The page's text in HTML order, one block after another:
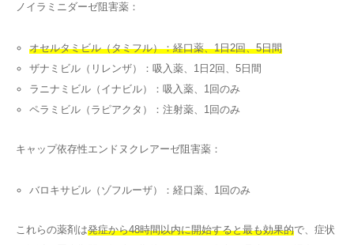
ノイラミニダーゼ阻害薬：
オセルタミビル（タミフル）：経口薬、1日2回、5日間
ザナミビル（リレンザ）：吸入薬、1日2回、5日間
ラニナミビル（イナビル）：吸入薬、1回のみ
ペラミビル（ラピアクタ）：注射薬、1回のみ
キャップ依存性エンドヌクレアーゼ阻害薬：
バロキサビル（ゾフルーザ）：経口薬、1回のみ
これらの薬剤は発症から48時間以内に開始すると最も効果的で、症状